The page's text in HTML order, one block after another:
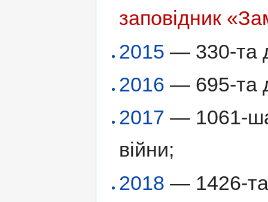
заповідник
2015 — 330-та
2016 — 695-та
2017 — 1061-ша
війни;
2018 — 1426-та